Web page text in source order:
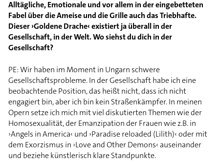
Alltägliche, Emotionale und vor allem in der eingebetteten
Fabel über die Ameise und die Grille auch das Triebhafte.
Dieser ›Goldene Drache‹ existiert ja überall in der
Gesellschaft, in der Welt. Wo siehst du dich in der
Gesellschaft?
PE: Wir haben im Moment in Ungarn schwere
Gesellschaftsprobleme. In der Gesellschaft habe ich eine
beobachtende Position, das heißt nicht, dass ich nicht
engagiert bin, aber ich bin kein Straßenkämpfer. In meinen
Opern setze ich mich mit viel diskutierten Themen wie der
Homosexualität, der Emanzipation der Frauen wie z.B. in
›Angels in America‹ und ›Paradise reloaded (Lilith)‹ oder mit
dem Exorzismus in ›Love and Other Demons‹ auseinander
und beziehe künstlerisch klare Standpunkte.